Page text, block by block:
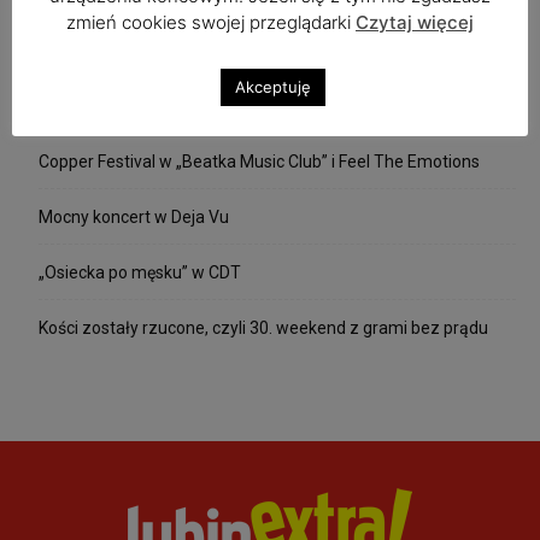
Zaplanuj już dziś Bieg Tropem Wilczym
Copper Festival w „Beatka Music Club” i Feel The Emotions
Mocny koncert w Deja Vu
„Osiecka po męsku” w CDT
Kości zostały rzucone, czyli 30. weekend z grami bez prądu
zmień cookies swojej przeglądarki Czytaj więcej
Akceptuję